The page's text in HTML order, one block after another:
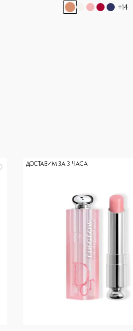
+14
ДОСТАВИМ ЗА 3 ЧАСА